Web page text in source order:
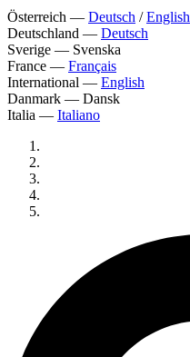
Österreich — Deutsch /English
Deutschland — Deutsch
Sverige — Svenska
France — Français
International — English
Danmark — Dansk
Italia — Italiano